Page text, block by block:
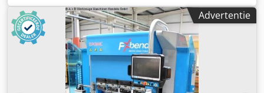
verplaatsen van betonblokken, randen, stoepranden en
andere geprefabriceerde elementen. Cjdpfxjwpl Rgo Ab
Sorf Stevige stalen constructie met een
kettingmechanisme. Geschikt voor montage op een
bouwmachine (graafmachine, HDS, heftruck).
Advertentie